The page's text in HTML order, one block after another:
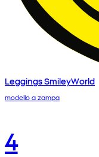
Leggings SmileyWorld
modello a zampa
4